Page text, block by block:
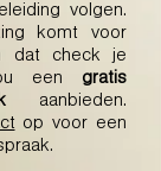
volgen.
komt voor
dat check je
een gratis
aanbieden.
op voor een